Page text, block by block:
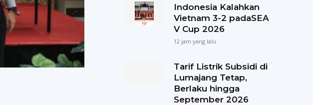
Indonesia Kalahkan
Vietnam 3-2 padaSEA
V Cup 2026
12 jam yang lalu
Tarif Listrik Subsidi di
Lumajang Tetap,
Berlaku hingga
September 2026